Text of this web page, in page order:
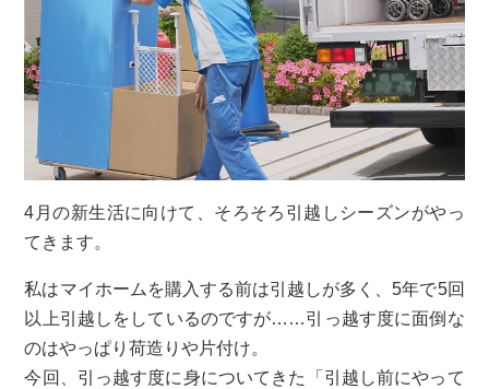
4月の新生活に向けて、そろそろ引越しシーズンがやっ
てきます。
私はマイホームを購入する前は引越しが多く、5年で5回
以上引越しをしているのですが……引っ越す度に面倒な
のはやっぱり荷造りや片付け。
今回、引っ越す度に身についてきた「引越し前にやって